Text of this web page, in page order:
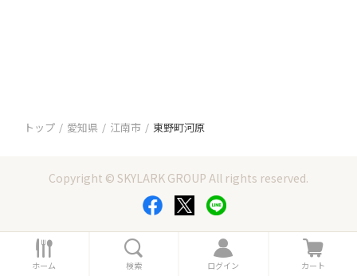
トップ 愛知県 江南市 東野町河原
Copyright © SKYLARK GROUP All rights reserved.
ホ
ー
ホーム 索
検索
ロ
グ
ログイン
カ
ー
カート